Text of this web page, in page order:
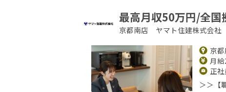
最高月収50万円/全国
京都南店 ヤマト住建株式会社
京
月
正社
＞＞【